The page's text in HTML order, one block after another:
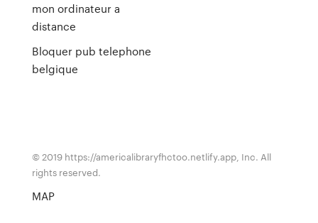
mon ordinateur a
distance
Bloquer pub telephone
belgique
© 2019 https://americalibraryfhctoo.netlify.app, Inc. All
rights reserved.
MAP